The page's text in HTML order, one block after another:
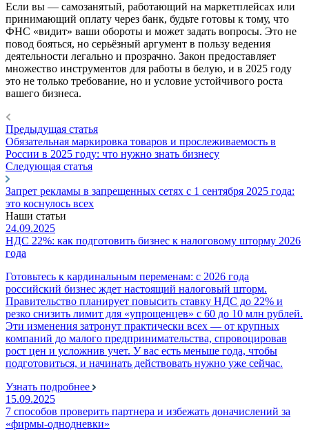
Если вы — самозанятый, работающий на маркетплейсах или
принимающий оплату через банк, будьте готовы к тому, что
ФНС «видит» ваши обороты и может задать вопросы. Это не
повод бояться, но серьёзный аргумент в пользу ведения
деятельности легально и прозрачно. Закон предоставляет
множество инструментов для работы в белую, и в 2025 году
это не только требование, но и условие устойчивого роста
вашего бизнеса.
Предыдущая статья
Обязательная маркировка товаров и прослеживаемость в
России в 2025 году: что нужно знать бизнесу
Следующая статья
Запрет рекламы в запрещенных сетях с 1 сентября 2025 года:
это коснулось всех
Наши статьи
24.09.2025
НДС 22%: как подготовить бизнес к налоговому шторму 2026
года
Готовьтесь к кардинальным переменам: с 2026 года
российский бизнес ждет настоящий налоговый шторм.
Правительство планирует повысить ставку НДС до 22% и
резко снизить лимит для «упрощенцев» с 60 до 10 млн рублей.
Эти изменения затронут практически всех — от крупных
компаний до малого предпринимательства, спровоцировав
рост цен и усложнив учет. У вас есть меньше года, чтобы
подготовиться, и начинать действовать нужно уже сейчас.
Узнать подробнее
15.09.2025
7 способов проверить партнера и избежать доначислений за
«фирмы-однодневки»